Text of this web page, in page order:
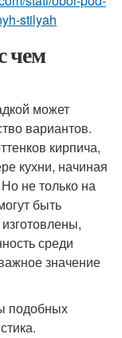
stilyah
чем
может
вариантов.
кирпича,
кухни, начиная
не только на
быть
среди
значение
подобных